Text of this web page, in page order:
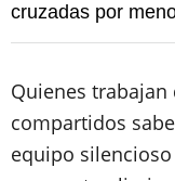
cruzadas por
Quienes trabajan
compartidos
equipo